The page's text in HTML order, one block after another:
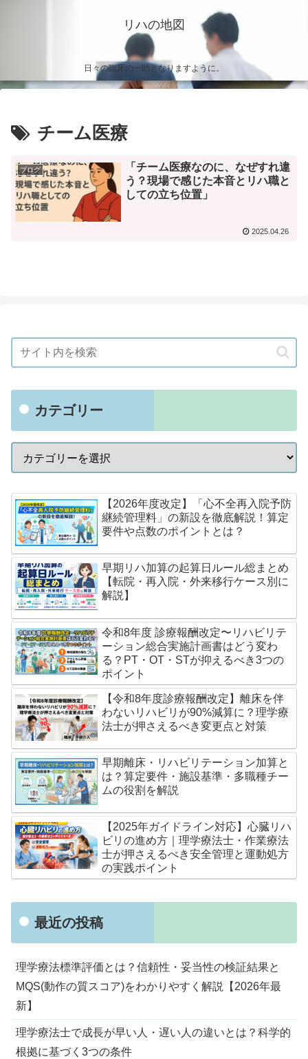
リハの地図
日々の臨床の一助となりますように。
チーム医療
ブログ
「チーム医療なのに、なぜすれ違
う？現場で感じた本音とリハ職と
しての立ち位置」
2025.04.26
カテゴリー
【2026年度改定】「心不全再入院予防
継続管理料」の新設を徹底解説！算定
要件や点数のポイントとは？
早期リハ加算の起算日ルール総まとめ
【転院・再入院・外来移行ケース別に
解説】
令和8年度 診療報酬改定〜リハビリテ
ーション総合実施計画書はどう変わ
る？PT・OT・STが抑えるべき3つの
ポイント
【令和8年度診療報酬改定】離床を伴
わないリハビリが90%減算に？理学療
法士が押さえるべき変更点と対策
早期離床・リハビリテーション加算と
は？算定要件・施設基準・多職種チー
ムの役割を解説
【2025年ガイドライン対応】心臓リハ
ビリの進め方｜理学療法士・作業療法
士が押さえるべき安全管理と運動処方
の実践ポイント
最近の投稿
理学療法標準評価とは？信頼性・妥当性の検証結果と
MQS(動作の質スコア)をわかりやすく解説【2026年最
新】
理学療法士で成長が早い人・遅い人の違いとは？科学的
根拠に基づく3つの条件